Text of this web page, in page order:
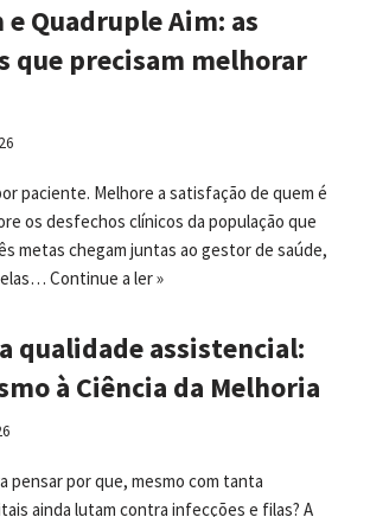
Quadruple Aim: as
que precisam melhorar
paciente. Melhore a satisfação de quem é
os desfechos clínicos da população que
metas chegam juntas ao gestor de saúde,
Continue a ler »
qualidade assistencial:
à Ciência da Melhoria
pensar por que, mesmo com tanta
ainda lutam contra infecções e filas? A